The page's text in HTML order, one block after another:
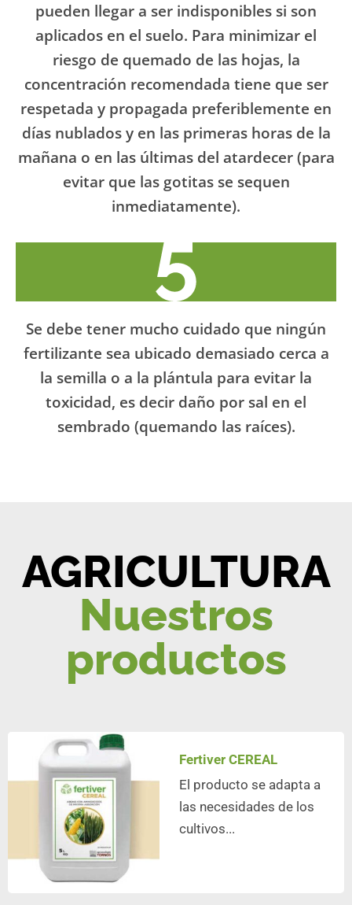
pueden llegar a ser indisponibles si son
aplicados en el suelo. Para minimizar el
riesgo de quemado de las hojas, la
concentración recomendada tiene que ser
respetada y propagada preferiblemente en
días nublados y en las primeras horas de la
mañana o en las últimas del atardecer (para
evitar que las gotitas se sequen
inmediatamente).
Se debe tener mucho cuidado que ningún
fertilizante sea ubicado demasiado cerca a
la semilla o a la plántula para evitar la
toxicidad, es decir daño por sal en el
sembrado (quemando las raíces).
AGRICULTURA
Nuestros
productos
Fertiver CEREAL
El producto se adapta a
las necesidades de los
cultivos...